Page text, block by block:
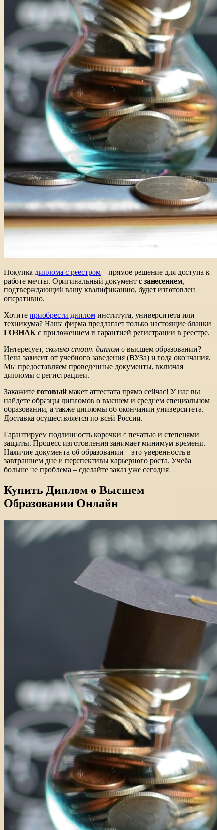
Покупка диплома с реестром – прямое решение для доступа к
работе мечты. Оригинальный документ с занесением,
подтверждающий вашу квалификацию, будет изготовлен
оперативно.
Хотите приобрести диплом института, университета или
техникума? Наша фирма предлагает только настоящие бланки
ГОЗНАК с приложением и гарантией регистрации в реестре.
Интересует, сколько стоит диплом о высшем образовании?
Цена зависит от учебного заведения (ВУЗа) и года окончания.
Мы предоставляем проведенные документы, включая
дипломы с регистрацией.
Закажите готовый макет аттестата прямо сейчас! У нас вы
найдете образцы дипломов о высшем и среднем специальном
образовании, а также дипломы об окончании университета.
Доставка осуществляется по всей России.
Гарантируем подлинность корочки с печатью и степенями
защиты. Процесс изготовления занимает минимум времени.
Наличие документа об образовании – это уверенность в
завтрашнем дне и перспективы карьерного роста. Учеба
больше не проблема – сделайте заказ уже сегодня!
Купить Диплом о Высшем
Образовании Онлайн